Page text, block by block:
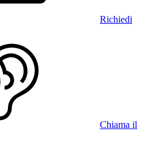
Richiedi
Chiama il